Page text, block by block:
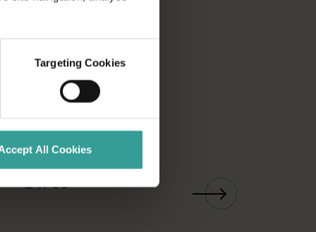
Targeting Cookies
All Cookies
01/03